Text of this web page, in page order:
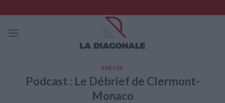
to
content
BRÈVES
Podcast : Le Débrief de Clermont-
Monaco